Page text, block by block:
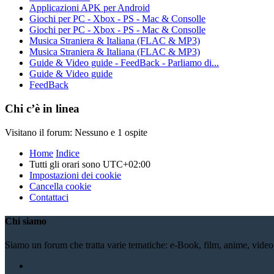
Applicazioni APK per Android
Giochi per PC - Xbox - PS - Mac & Consolle
Giochi per PC - Xbox - PS - Mac & Consolle
Musica Straniera & Italiana (FLAC & MP3)
Musica Straniera & Italiana (FLAC & MP3)
Guide & Video guide - FeedBack - Parliamo di...
Guide & Video guide
FeedBack
Chi c’è in linea
Visitano il forum: Nessuno e 1 ospite
Home Indice
Tutti gli orari sono UTC+02:00
Impostazioni dei cookie
Cancella cookie
Contattaci
Chi siamo
Siamo un forum che tratta varie tematiche: e-Book, film, anime,